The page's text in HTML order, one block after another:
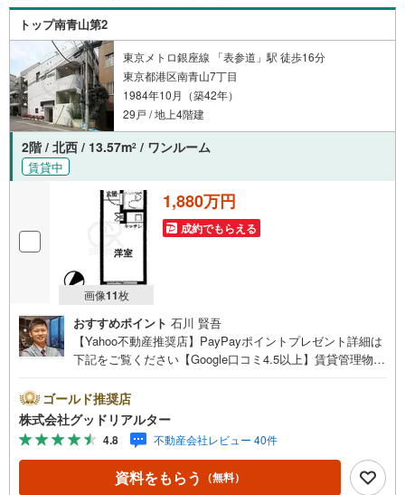
トップ南青山第2
東京メトロ銀座線 「表参道」駅 徒歩16分
東京都港区南青山7丁目
1984年10月（築42年）
29戸 / 地上4階建
2階 / 北西 / 13.57m2 / ワンルーム
賃貸中
画像11枚
1,880万円
成約でもらえる
おすすめポイント 石川 賢吾
【Yahoo不動産推奨店】PayPayポイントプレゼント詳細は
下記をご覧ください【Google口コミ4.5以上】賃貸管理物件
介です。投資用マンションを購入する際、最大のリスクは
空室リスクです。利回りがいくら高かろうとも、空室が続
いてしまえば、絵に描いた餅になってしまいます。弊社で
ご紹介するマンションは、人気エリアのお薦め物件はもち
ろんのこと、エリアのニーズに合った人気のお部屋等、賃
貸営業経験スタッフの培ってきた知識と経験を基に物件を
ゴールド推奨店
株式会社グッドリアルター
4.8 不動産会社レビュー 40件
資料をもらう （無料）